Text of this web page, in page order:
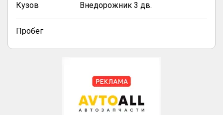
Кузов Внедорожник 3 дв.
Пробег